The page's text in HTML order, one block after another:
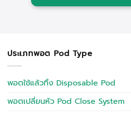
ประเภทพอต Pod Type
พอตใช้แล้วทิ้ง Disposable Pod
พอตเปลี่ยนหัว Pod Close System